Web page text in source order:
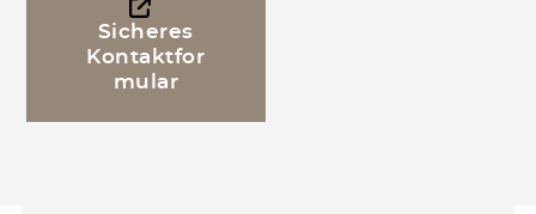
Sicheres
Kontaktfor
mular